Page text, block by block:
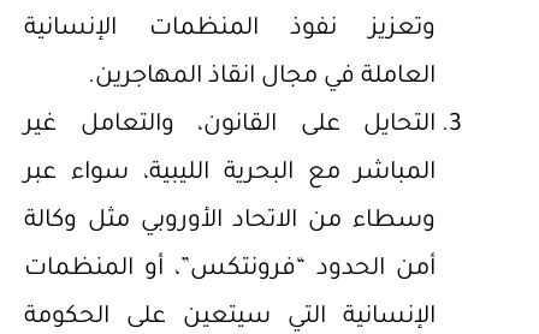
وتعزيز نفوذ المنظمات الإنسانية
العاملة في مجال انقاذ المهاجرين.
التحايل على القانون، والتعامل غير
المباشر مع البحرية الليبية، سواء عبر
وسطاء من الاتحاد الأوروبي مثل وكالة
أمن الحدود “فرونتكس”، أو المنظمات
الإنسانية التي سيتعين على الحكومة